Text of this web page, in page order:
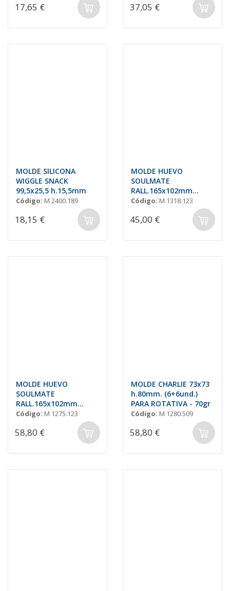
17,65 € 37,05 €
MOLDE SILICONA
WIGGLE SNACK
99,5x25,5 h.15,5mm
Código: M 2400.189
18,15 €
MOLDE HUEVO
SOULMATE
RALL.165x102mm
(2+2und) 200gr
Código: M 1318.123
45,00 €
MOLDE HUEVO
SOULMATE
RALL.165x102mm
(2+2und) PARA
Código: M 1275.123
58,80 €
MOLDE CHARLIE 73x73
h.80mm. (6+6und.)
PARA ROTATIVA - 70gr
Código: M 1280.509
58,80 €